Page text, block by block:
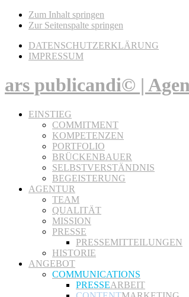
Zum Inhalt springen
Zur Seitenspalte springen
DATENSCHUTZERKLÄRUNG
IMPRESSUM
ars publicandi© |
EINSTIEG
COMMITMENT
KOMPETENZEN
PORTFOLIO
BRÜCKENBAUER
SELBSTVERSTÄNDNIS
BEGEISTERUNG
AGENTUR
TEAM
QUALITÄT
MISSION
PRESSE
PRESSEMITTEILUNGEN
HISTORIE
ANGEBOT
COMMUNICATIONS
PRESSEARBEIT